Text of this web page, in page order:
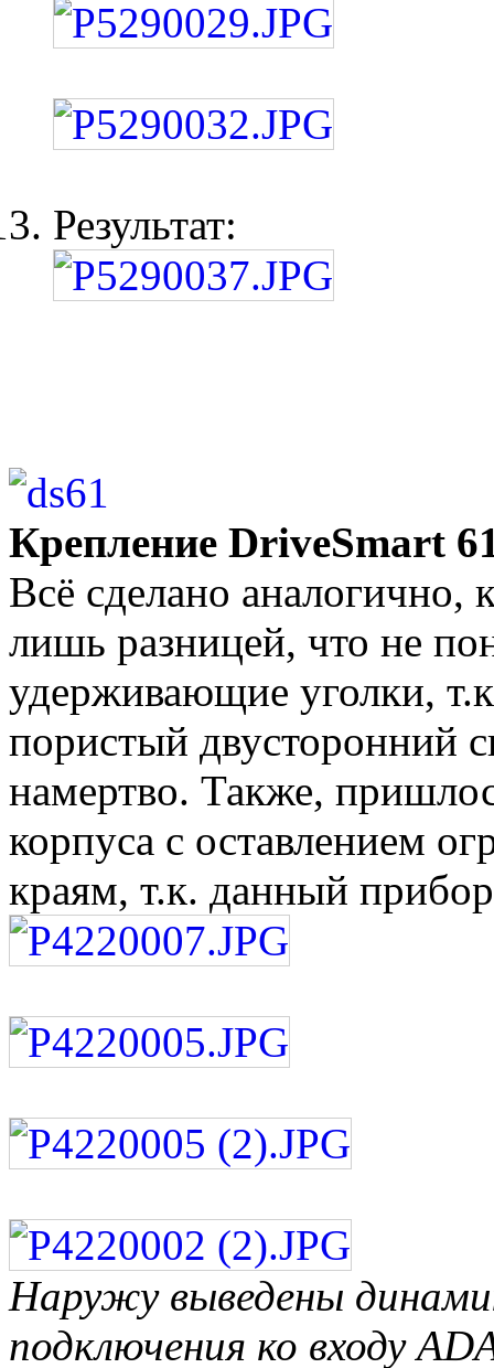
Результат:
Крепление DriveSmart
Всё сделано
лишь разницей, что не
удерживающие уголки,
пористый двусторонний
намертво. Также,
корпуса с оставлением
краям, т.к. данный
Наружу выведены
подключения ко входу